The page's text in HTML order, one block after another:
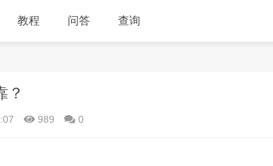
教程 问答 查询
？
989 0